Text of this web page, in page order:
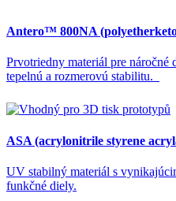
Antero™ 800NA
Prvotriedny materiál pre náročné
tepelnú a rozmerovú stabilitu.
ASA (acrylonitrile styrene
UV stabilný materiál s
funkčné diely.